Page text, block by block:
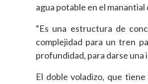
agua potable en el
“Es una estructura de
complejidad para un tren
profundidad, para darse una
El doble voladizo, que